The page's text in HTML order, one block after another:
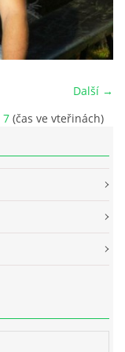
Další →
7 (čas ve vteřinách)